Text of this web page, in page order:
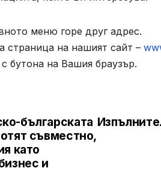
меню горе друг адрес.
страница на нашият сайт –
бутона на Вашия браузър.
българската
съвместно,
като
и